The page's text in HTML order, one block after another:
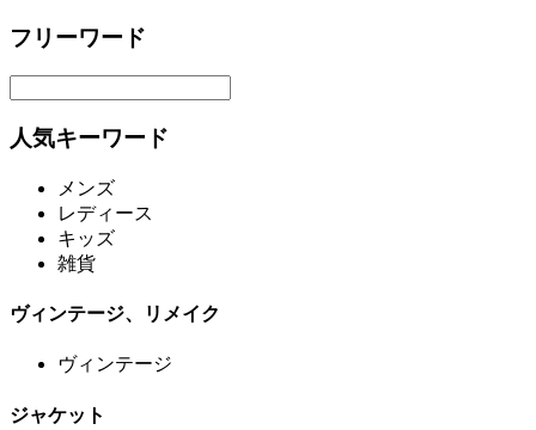
フリーワード
人気キーワード
メンズ
レディース
キッズ
雑貨
ヴィンテージ、リメイク
ヴィンテージ
ジャケット